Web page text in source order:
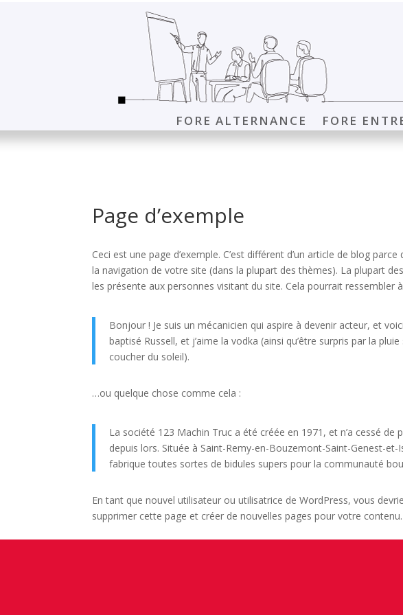
FORE ALTERNANCE FORE
Page d’exemple
Ceci est une page d’exemple. C’est différent d’un article de blog
la navigation de votre site (dans la plupart des thèmes). La plupart
les présente aux personnes visitant du site. Cela pourrait ressembler
Bonjour ! Je suis un mécanicien qui aspire à devenir acteur, et
baptisé Russell, et j’aime la vodka (ainsi qu’être surpris par la
coucher du soleil).
…ou quelque chose comme cela :
La société 123 Machin Truc a été créée en 1971, et n’a cessé
depuis lors. Située à Saint-Remy-en-Bouzemont-Saint-Genest-
fabrique toutes sortes de bidules supers pour la communauté
En tant que nouvel utilisateur ou utilisatrice de WordPress, vous
supprimer cette page et créer de nouvelles pages pour votre